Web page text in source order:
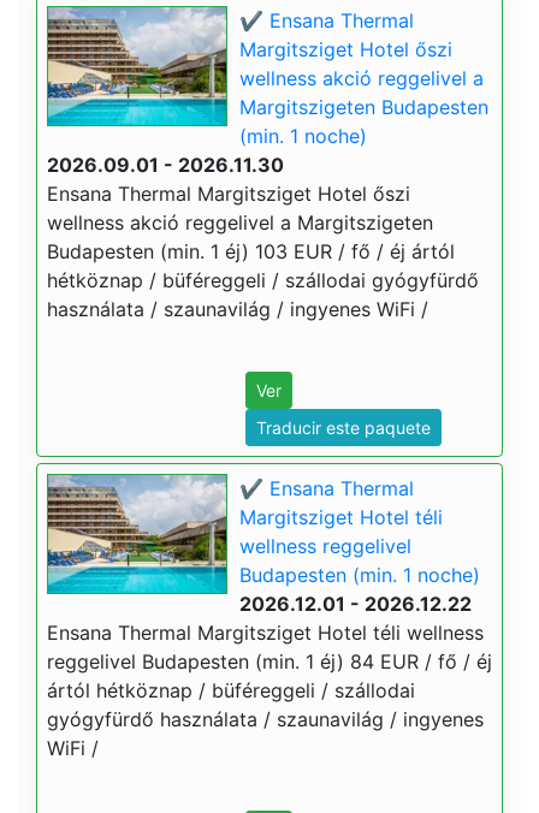
✔️ Ensana Thermal
Margitsziget Hotel őszi
wellness akció reggelivel a
Margitszigeten Budapesten
(min. 1 noche)
2026.09.01 - 2026.11.30
Ensana Thermal Margitsziget Hotel őszi
wellness akció reggelivel a Margitszigeten
Budapesten (min. 1 éj) 103 EUR / fő / éj ártól
hétköznap / büféreggeli / szállodai gyógyfürdő
használata / szaunavilág / ingyenes WiFi /
Ver
Traducir este paquete
✔️ Ensana Thermal
Margitsziget Hotel téli
wellness reggelivel
Budapesten (min. 1 noche)
2026.12.01 - 2026.12.22
Ensana Thermal Margitsziget Hotel téli wellness
reggelivel Budapesten (min. 1 éj) 84 EUR / fő / éj
ártól hétköznap / büféreggeli / szállodai
gyógyfürdő használata / szaunavilág / ingyenes
WiFi /